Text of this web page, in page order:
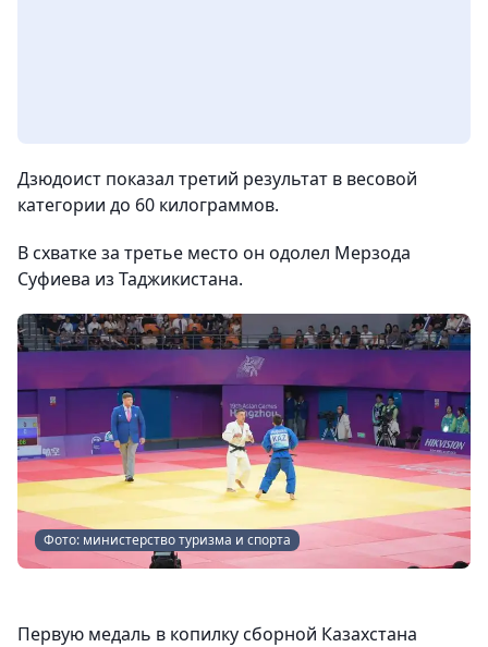
Дзюдоист показал третий результат в весовой
категории до 60 килограммов.
В схватке за третье место он одолел Мерзода
Суфиева из Таджикистана.
Фото: министерство туризма и спорта
Первую медаль в копилку сборной Казахстана